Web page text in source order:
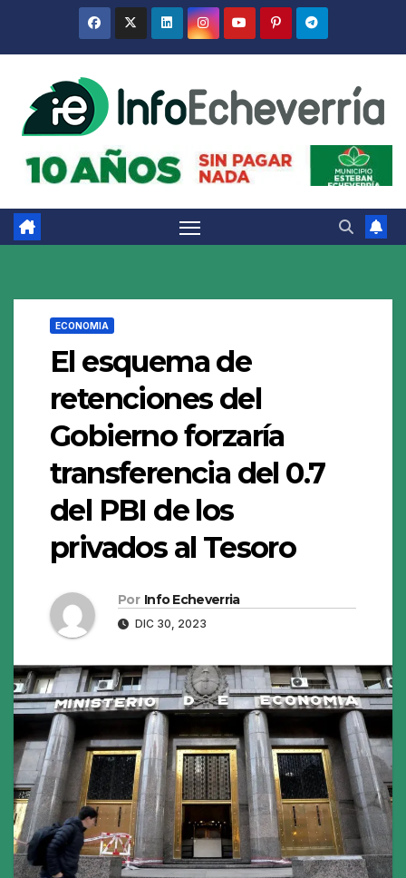
ECONOMIA
El esquema de
retenciones del
Gobierno forzaría
transferencia del 0.7
del PBI de los
privados al Tesoro
Por Info Echeverria
DIC 30, 2023